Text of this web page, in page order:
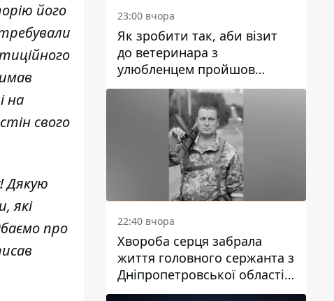
його
на
свого
Дякую
які
про
23:00 вчора
Як зробити так, аби візит
до ветеринара з
улюбленцем пройшов
спокійно: прості поради
22:40 вчора
Хвороба серця забрала
життя головного сержанта з
Дніпропетровської області
Юрія Свистуна